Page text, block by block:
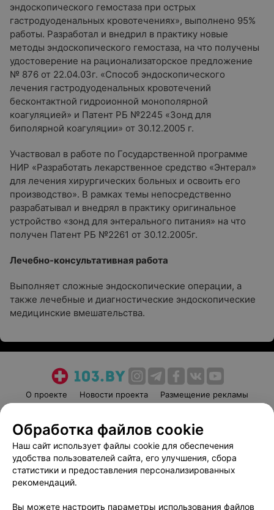
эндоскопического гемостаза при острых
гастродуоденальных кровотечениях», выполнено 95%
работы. Разработал и внедрил в практику новые
методы эндоскопического гемостаза, на что получены
удостоверение на рационализаторское предложение
№ 876 от 22.04.03г. «Способ эндоскопического
лечения гастродуоденальных кровотечений
бесконтактной гидроионной монополярной
коагуляцией» и Патент РБ №2245 «Зонд для
биполярной коагуляции» от 30.12.2005 г.
Участвовал в работе по Государственной программе
НИР «Разработать лекарственное средство «Энтерал»
для лечения хирургических больных и освоить его
производство». В рамках темы непосредственно
разрабатывал и внедрял в практику оригинальное
устройство «зонд для энтерального питания» на что
получен Патент РБ №2261 от 30.12.2005г.
Лечебно-консультативная работа
Выполняет сложные эндоскопические операции, а
также лечебные и диагностические эндоскопические
медицинские вмешательства.
О проекте Новости проекта
Размещение рекламы
Пользовательское соглашение
Способы оплаты
Вакансии
Партнеры
Написать руководителю 103.by
Обработка файлов cookie
Наш сайт использует файлы cookie для обеспечения
удобства пользователей сайта, его улучшения, сбора
статистики и предоставления персонализированных
рекомендаций.
Вы можете настроить параметры использования файлов